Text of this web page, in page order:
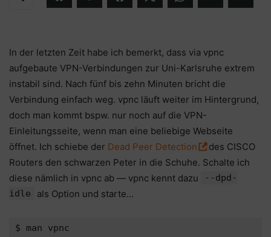
In der letzten Zeit habe ich bemerkt, dass via vpnc
aufgebaute VPN-Verbindungen zur Uni-Karlsruhe extrem
instabil sind. Nach fünf bis zehn Minuten bricht die
Verbindung einfach weg. vpnc läuft weiter im Hintergrund,
doch man kommt bspw. nur noch auf die VPN-
Einleitungsseite, wenn man eine beliebige Webseite
öffnet. Ich schiebe der Dead Peer Detection
des CISCO
Routers den schwarzen Peter in die Schuhe. Schalte ich
diese nämlich in vpnc ab — vpnc kennt dazu
--dpd-
idle
als Option und starte…
$ man vpnc